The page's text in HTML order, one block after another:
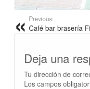
Previous:
Café bar brasería
Deja una
Tu dirección de
Los campos